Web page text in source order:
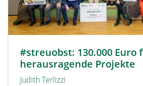
#streuobst: 130.000 Euro
herausragende Projekte
Judith Terlizzi